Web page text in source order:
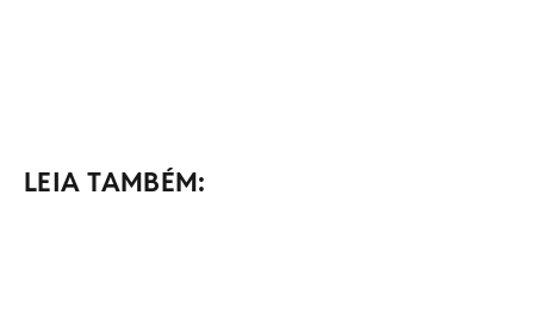
LEIA TAMBÉM: